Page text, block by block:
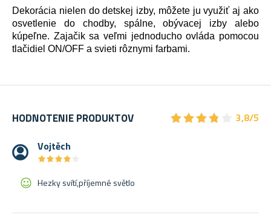
Dekorácia nielen do detskej izby, môžete ju využiť aj ako
osvetlenie do chodby, spálne, obývacej izby alebo
kúpeľne. Zajačik sa veľmi jednoducho ovláda pomocou
tlačidiel ON/OFF a svieti rôznymi farbami.
HODNOTENIE PRODUKTOV ★★★★
★★★★
3,8/5
Vojtěch
★★★★
★★★★
Hezky svítí,příjemné světlo